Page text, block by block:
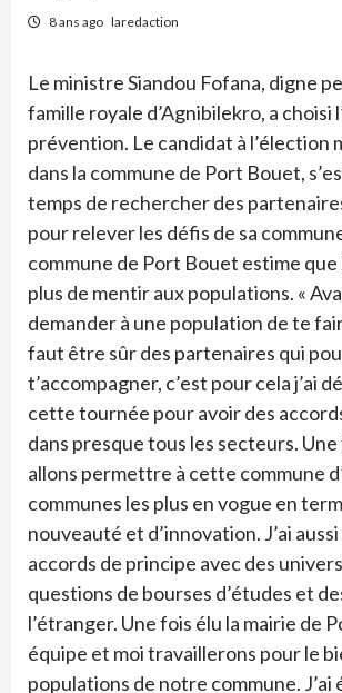
8 ans ago laredaction
Le ministre Siandou Fofana, digne
famille royale d’Agnibilekro, a choisi
prévention. Le candidat à l’élection
dans la commune de Port Bouet,
temps de rechercher des
pour relever les défis de sa
commune de Port Bouet estime que
plus de mentir aux populations. «
demander à une population de te
faut être sûr des partenaires qui
t’accompagner, c’est pour cela j’ai
cette tournée pour avoir des
dans presque tous les secteurs.
allons permettre à cette commune
communes les plus en vogue en
nouveauté et d’innovation. J’ai
accords de principe avec des
questions de bourses d’études et
l’étranger. Une fois élu la mairie de
équipe et moi travaillerons pour le
populations de notre commune. J’ai